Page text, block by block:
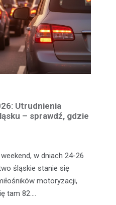
Utrudnienia
– sprawdź, gdzie
w dniach 24-26
śląskie stanie się
motoryzacji,
tam 82.…